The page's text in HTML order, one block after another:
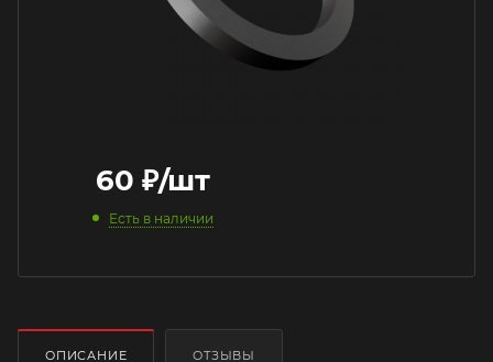
60 ₽/шт
Есть в наличии
ОПИСАНИЕ ОТЗЫВЫ